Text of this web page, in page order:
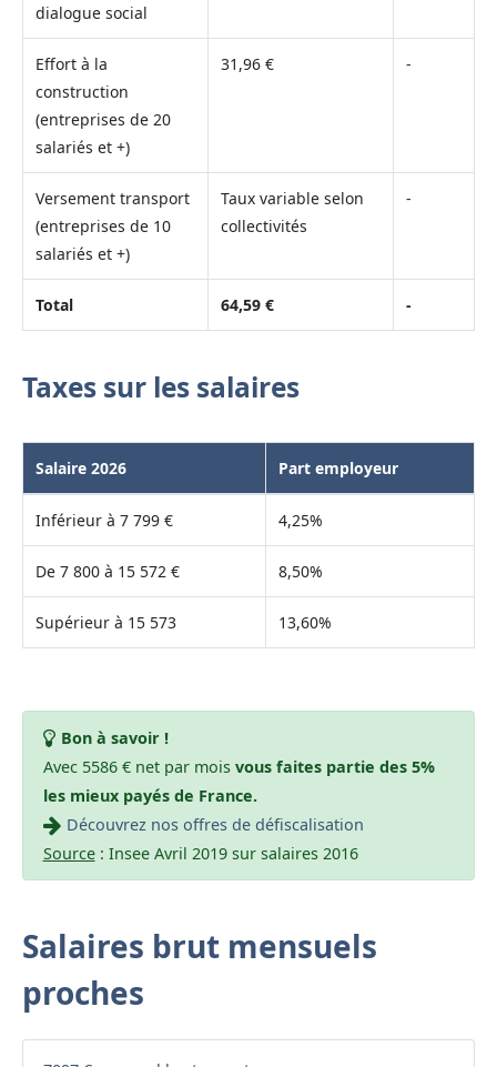
dialogue social
Effort à la
construction
(entreprises de 20
salariés et +)
31,96 € -
Versement transport
(entreprises de 10
salariés et +)
Taux variable selon
collectivités
-
Total 64,59 € -
Taxes sur les salaires
Salaire 2026 Part employeur
Inférieur à 7 799 € 4,25%
De 7 800 à 15 572 € 8,50%
Supérieur à 15 573 13,60%
Bon à savoir !
Avec 5586 € net par mois vous faites partie des 5%
les mieux payés de France.
Découvrez nos offres de défiscalisation
Source: Insee Avril 2019 sur salaires 2016
Salaires brut mensuels
proches